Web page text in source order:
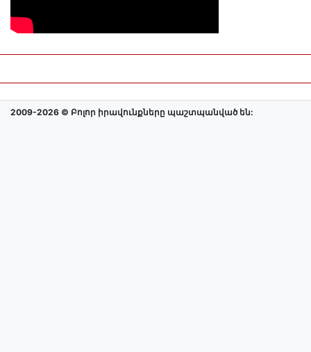
2009-2026 © Բոլոր իրավունքները պաշտպանված են: